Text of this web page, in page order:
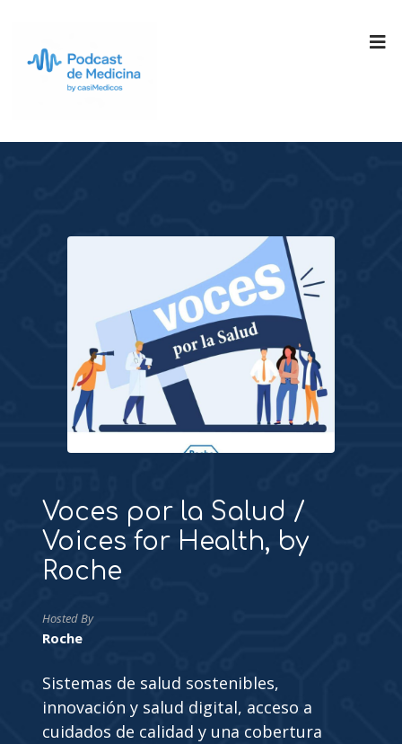
Voces por la Salud /
Voices for Health, by
Roche
Hosted By
Roche
Sistemas de salud sostenibles,
innovación y salud digital, acceso a
cuidados de calidad y una cobertura